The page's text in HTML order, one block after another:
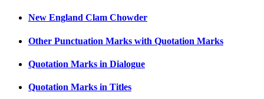
New England Clam Chowder
Other Punctuation Marks with Quotation Marks
Quotation Marks in Dialogue
Quotation Marks in Titles